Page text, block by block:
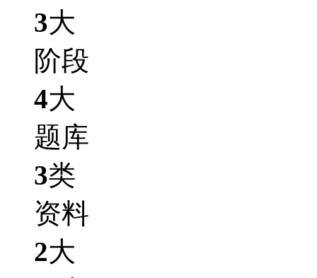
3大
阶段
4大
题库
3类
资料
2大